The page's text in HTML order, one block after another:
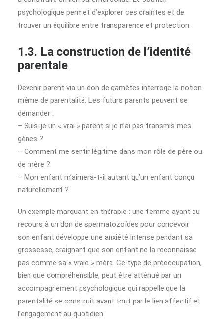
psychologique permet d’explorer ces craintes et de
trouver un équilibre entre transparence et protection.
1.3. La construction de l’identité
parentale
Devenir parent via un don de gamètes interroge la notion
même de parentalité. Les futurs parents peuvent se
demander :
– Suis-je un « vrai » parent si je n’ai pas transmis mes
gènes ?
– Comment me sentir légitime dans mon rôle de père ou
de mère ?
– Mon enfant m’aimera-t-il autant qu’un enfant conçu
naturellement ?
Un exemple marquant en thérapie : une femme ayant eu
recours à un don de spermatozoïdes pour concevoir
son enfant développe une anxiété intense pendant sa
grossesse, craignant que son enfant ne la reconnaisse
pas comme sa « vraie » mère. Ce type de préoccupation,
bien que compréhensible, peut être atténué par un
accompagnement psychologique qui rappelle que la
parentalité se construit avant tout par le lien affectif et
l’engagement au quotidien.